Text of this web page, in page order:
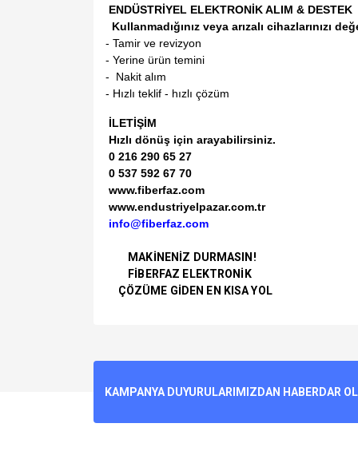
ENDÜSTRİYEL ELEKTRONİK ALIM & DESTEK
Kullanmadığınız veya arızalı cihazlarınızı
- Tamir ve revizyon
- Yerine ürün temini
- Nakit alım
- Hızlı teklif - hızlı çözüm
İLETİŞİM
Hızlı dönüş için arayabilirsiniz.
0 216 290 65 27
0 537 592 67 70
www.fiberfaz.com
www.endustriyelpazar.com.tr
info@fiberfaz.com
MAKİNENİZ DURMASIN!
FİBERFAZ ELEKTRONİK
ÇÖZÜME GİDEN EN KISA YOL
Ürün resmi kalitesiz, bozuk veya
KAMPANYA DUYURULARIMIZDAN HABERDAR